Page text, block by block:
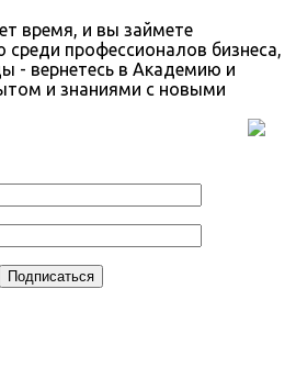
время, и вы займете
профессионалов бизнеса,
- вернетесь в Академию и
и знаниями с новыми